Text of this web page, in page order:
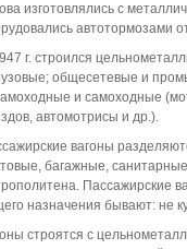
изготовлялись с
автотормозами
г. строился
общесетевые и
и самоходные
автомотрисы и др.).
вагоны
багажные,
Пассажирские
назначения бывают: не
строятся с